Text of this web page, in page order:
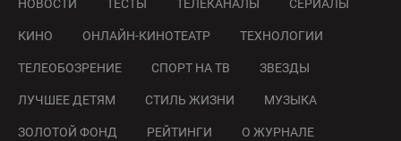
НОВОСТИ ТЕСТЫ ТЕЛЕКАНАЛЫ СЕРИАЛЫ
КИНО ОНЛАЙН-КИНОТЕАТР ТЕХНОЛОГИИ
ТЕЛЕОБОЗРЕНИЕ СПОРТ НА ТВ ЗВЕЗДЫ
ЛУЧШЕЕ ДЕТЯМ СТИЛЬ ЖИЗНИ МУЗЫКА
ЗОЛОТОЙ ФОНД РЕЙТИНГИ О ЖУРНАЛЕ